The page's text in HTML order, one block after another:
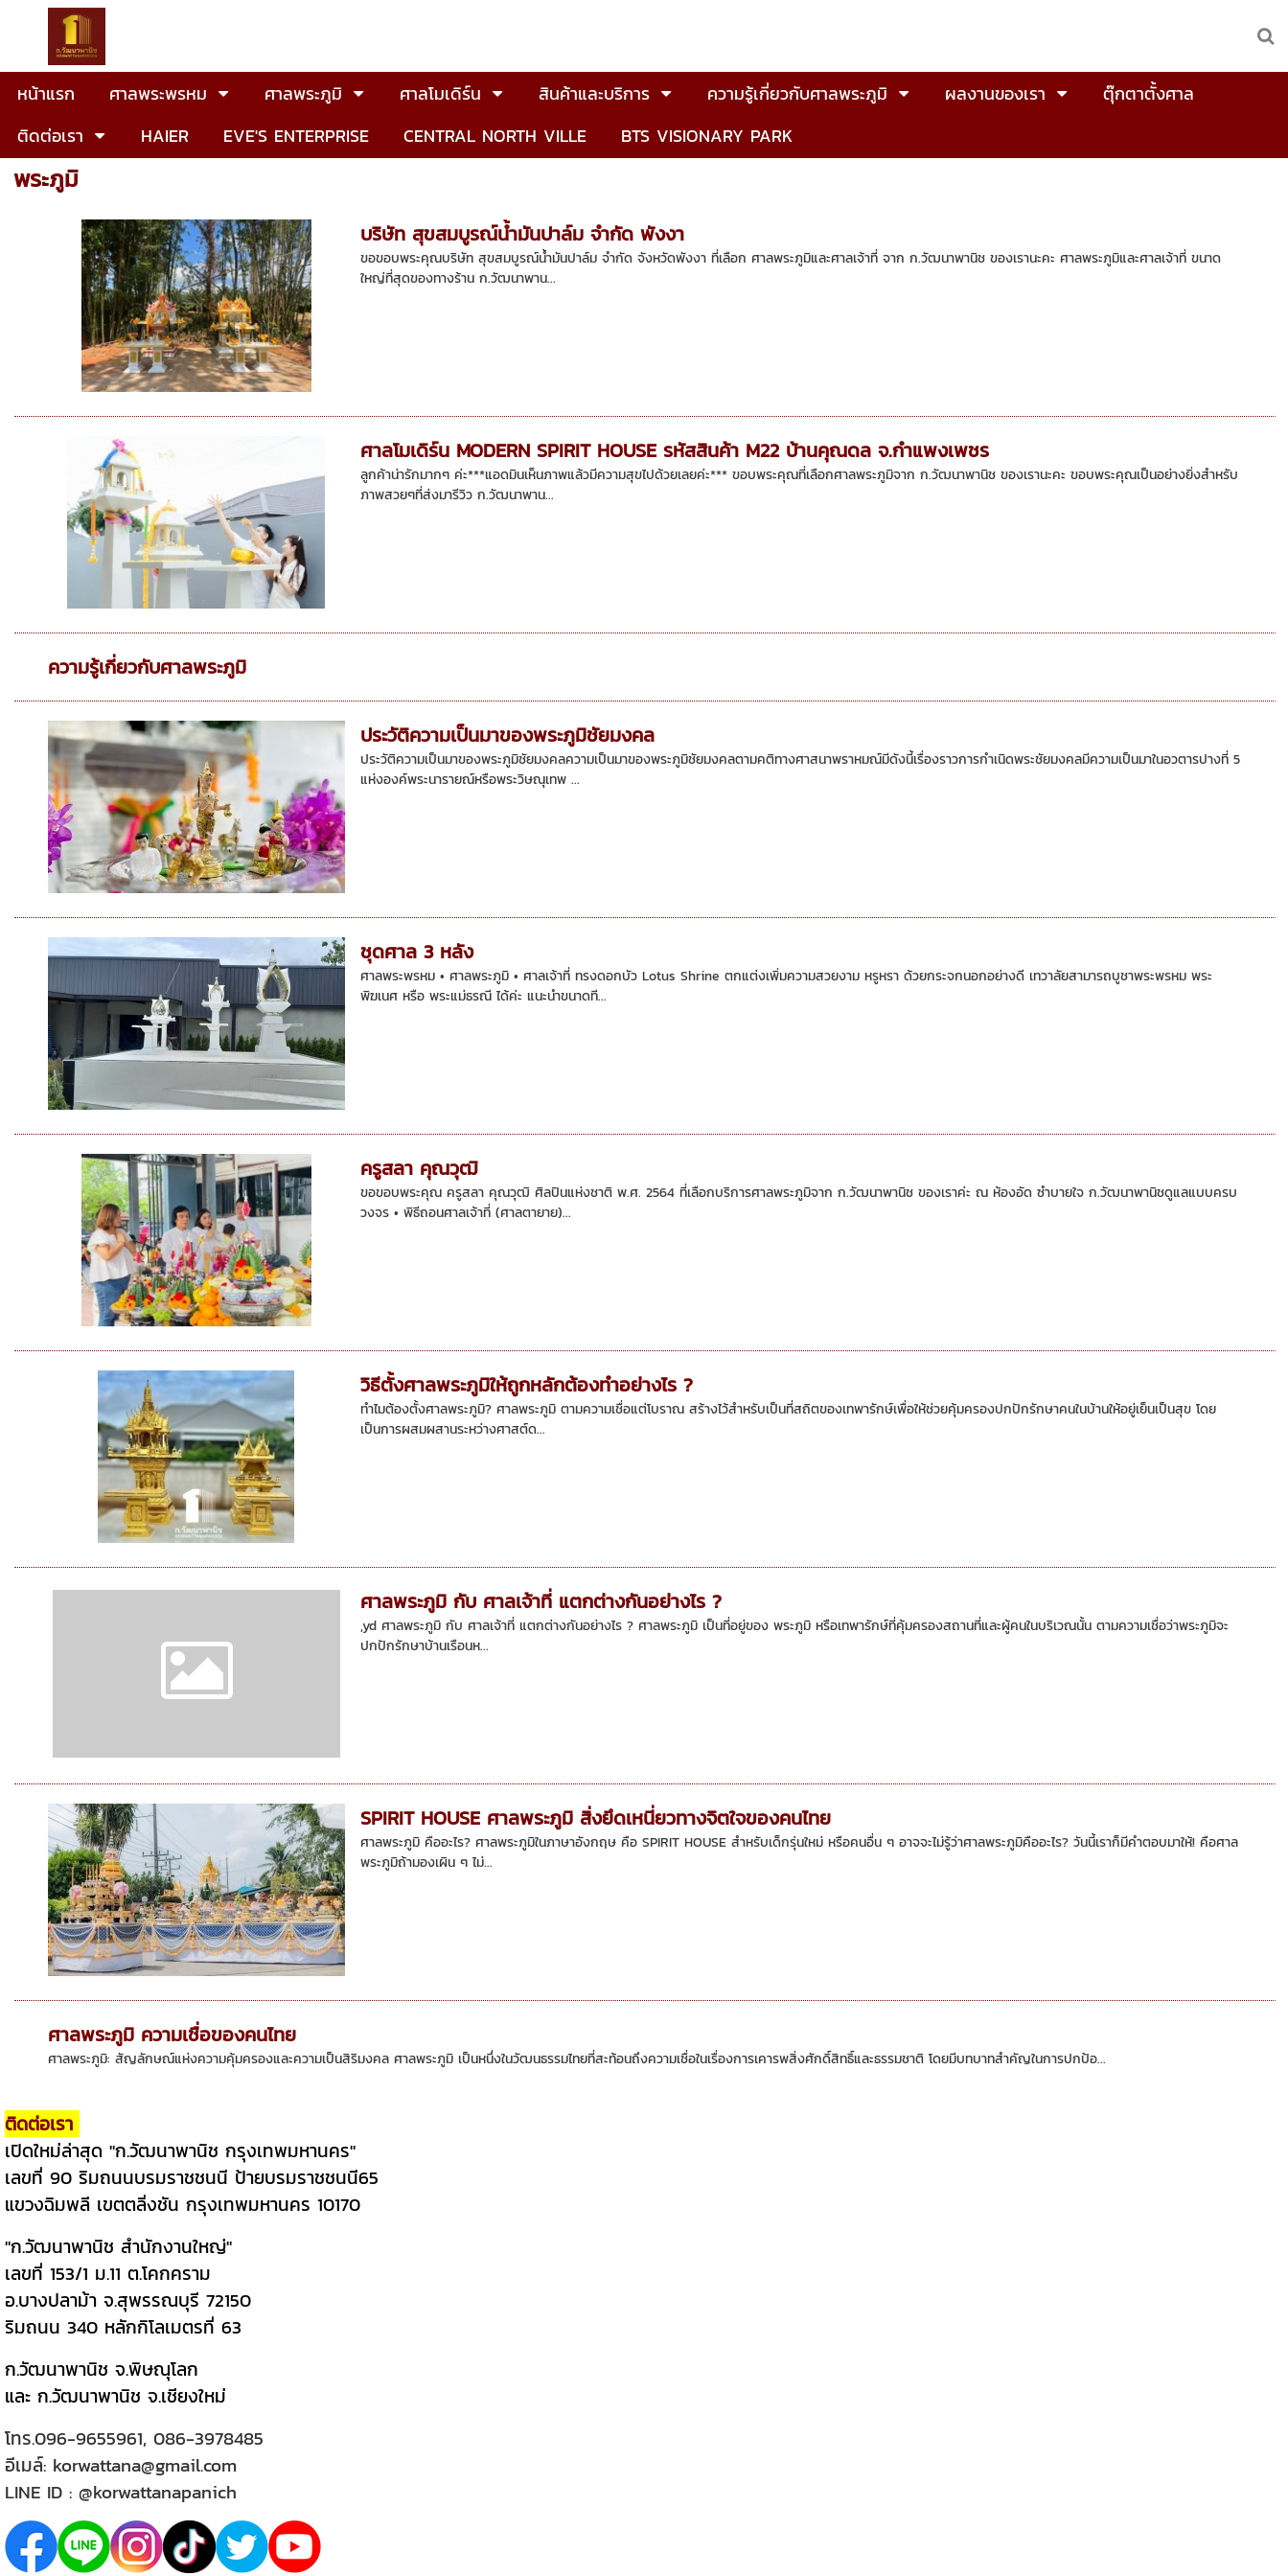
หน้าแรก ศาลพระพรหม ศาลพระภูมิ ศาลโมเดิร์น สินค้าและบริการ ความรู้เกี่ยวกับศาลพระภูมิ ผลงานของเรา
ตุ๊กตาตั้งศาล
ติดต่อเรา
HAIER EVE'S ENTERPRISE CENTRAL NORTH VILLE BTS VISIONARY PARK
พระภูมิ
บริษัท สุขสมบูรณ์น้ำมันปาล์ม จำกัด พังงา
ขอขอบพระคุณบริษัท สุขสมบูรณ์น้ำมันปาล์ม จำกัด จังหวัดพังงา ที่เลือก ศาลพระภูมิและศาลเจ้าที่ จาก ก.วัฒนาพานิช ของเรานะคะ ศาลพระภูมิและศาลเจ้าที่ ขนาด
ใหญ่ที่สุดของทางร้าน ก.วัฒนาพาน...
ศาลโมเดิร์น MODERN SPIRIT HOUSE รหัสสินค้า M22 บ้านคุณดล จ.กำแพงเพชร
ลูกค้าน่ารักมากๆ ค่ะ***แอดมินเห็นภาพแล้วมีความสุขไปด้วยเลยค่ะ*** ขอบพระคุณที่เลือกศาลพระภูมิจาก ก.วัฒนาพานิช ของเรานะคะ ขอบพระคุณเป็นอย่างยิ่งสำหรับ
ภาพสวยๆที่ส่งมารีวิว ก.วัฒนาพาน...
ความรู้เกี่ยวกับศาลพระภูมิ
ประวัติความเป็นมาของพระภูมิชัยมงคล
ประวัติความเป็นมาของพระภูมิชัยมงคลความเป็นมาของพระภูมิชัยมงคลตามคติทางศาสนาพราหมณ์มีดังนี้เรื่องราวการกำเนิดพระชัยมงคลมีความเป็นมาในอวตารปางที่ 5
แห่งองค์พระนารายณ์หรือพระวิษณุเทพ ...
ชุดศาล 3 หลัง
ศาลพระพรหม • ศาลพระภูมิ • ศาลเจ้าที่ ทรงดอกบัว Lotus Shrine ตกแต่งเพิ่มความสวยงาม หรูหรา ด้วยกระจกนอกอย่างดี เทวาลัยสามารถบูชาพระพรหม พระ
พิฆเนศ หรือ พระแม่ธรณี ได้ค่ะ แนะนำขนาดที...
ครูสลา คุณวุฒิ
ขอขอบพระคุณ ครูสลา คุณวุฒิ ศิลปินแห่งชาติ พ.ศ. 2564 ที่เลือกบริการศาลพระภูมิจาก ก.วัฒนาพานิช ของเราค่ะ ณ ห้องอัด ซำบายใจ ก.วัฒนาพานิชดูแลแบบครบ
วงจร • พิธีถอนศาลเจ้าที่ (ศาลตายาย)...
วิธีตั้งศาลพระภูมิให้ถูกหลักต้องทำอย่างไร ?
ทำไมต้องตั้งศาลพระภูมิ? ศาลพระภูมิ ตามความเชื่อแต่โบราณ สร้างไว้สำหรับเป็นที่สถิตของเทพารักษ์เพื่อให้ช่วยคุ้มครองปกปักรักษาคนในบ้านให้อยู่เย็นเป็นสุข โดย
เป็นการผสมผสานระหว่างศาสต์ด...
ศาลพระภูมิ กับ ศาลเจ้าที่ แตกต่างกันอย่างไร ?
,yd ศาลพระภูมิ กับ ศาลเจ้าที่ แตกต่างกันอย่างไร ? ศาลพระภูมิ เป็นที่อยู่ของ พระภูมิ หรือเทพารักษ์ที่คุ้มครองสถานที่และผู้คนในบริเวณนั้น ตามความเชื่อว่าพระภูมิจะ
ปกปักรักษาบ้านเรือนห...
SPIRIT HOUSE ศาลพระภูมิ สิ่งยึดเหนี่ยวทางจิตใจของคนไทย
ศาลพระภูมิ คืออะไร? ศาลพระภูมิในภาษาอังกฤษ คือ SPIRIT HOUSE สำหรับเด็กรุ่นใหม่ หรือคนอื่น ๆ อาจจะไม่รู้ว่าศาลพระภูมิคืออะไร? วันนี้เราก็มีคำตอบมาให้! คือศาล
พระภูมิถ้ามองเผิน ๆ ไม่...
ศาลพระภูมิ ความเชื่อของคนไทย
ศาลพระภูมิ: สัญลักษณ์แห่งความคุ้มครองและความเป็นสิริมงคล ศาลพระภูมิ เป็นหนึ่งในวัฒนธรรมไทยที่สะท้อนถึงความเชื่อในเรื่องการเคารพสิ่งศักดิ์สิทธิ์และธรรมชาติ โดยมีบทบาทสำคัญในการปกป้อ...
ติดต่อเรา
เปิดใหม่ล่าสุด "ก.วัฒนาพานิช กรุงเทพมหานคร"
เลขที่ 90 ริมถนนบรมราชชนนี ป้ายบรมราชชนนี65
แขวงฉิมพลี เขตตลิ่งชัน กรุงเทพมหานคร 10170
"ก.วัฒนาพานิช สำนักงานใหญ่"
เลขที่ 153/1 ม.11 ต.โคกคราม
อ.บางปลาม้า จ.สุพรรณบุรี 72150
ริมถนน 340 หลักกิโลเมตรที่ 63
ก.วัฒนาพานิช จ.พิษณุโลก
และ ก.วัฒนาพานิช จ.เชียงใหม่
โทร.096-9655961, 086-3978485
อีเมล์: korwattana@gmail.com
LINE ID : @korwattanapanich